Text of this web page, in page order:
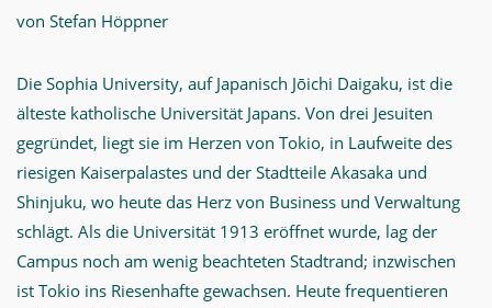
von Stefan Höppner
Die Sophia University, auf Japanisch Jōichi Daigaku, ist die
älteste katholische Universität Japans. Von drei Jesuiten
gegründet, liegt sie im Herzen von Tokio, in Laufweite des
riesigen Kaiserpalastes und der Stadtteile Akasaka und
Shinjuku, wo heute das Herz von Business und Verwaltung
schlägt. Als die Universität 1913 eröffnet wurde, lag der
Campus noch am wenig beachteten Stadtrand; inzwischen
ist Tokio ins Riesenhafte gewachsen. Heute frequentieren